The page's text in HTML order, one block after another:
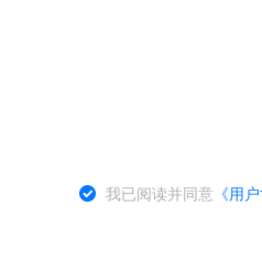
我已阅读并同意 《用